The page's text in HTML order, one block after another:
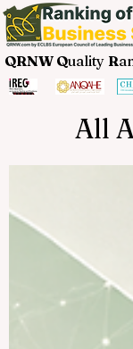
QRNW Quality R
All